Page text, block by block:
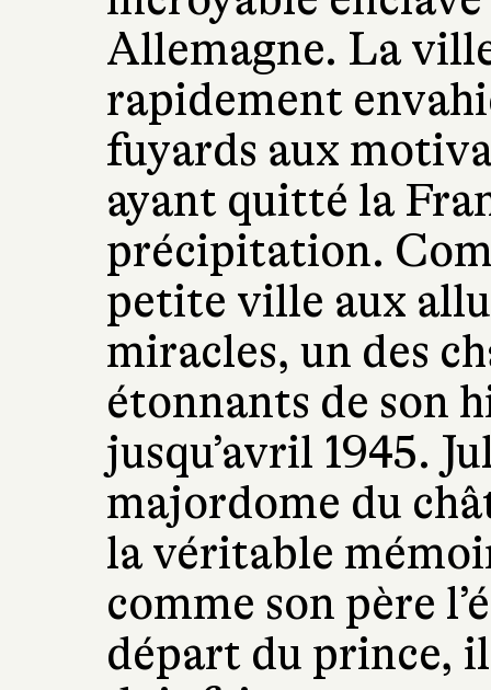
Allemagne. La
rapidement
fuyards aux
ayant quitté la
précipitation.
petite ville aux
miracles, un des
étonnants de son
jusqu’avril 1945.
majordome du
la véritable
comme son père
départ du prince,